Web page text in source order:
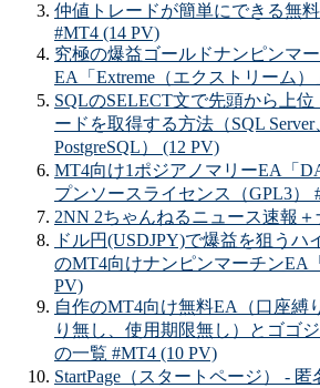
仲値トレードが簡単にできる無
#MT4 (14 PV)
究極の爆益ゴールドナンピンマ
EA「Extreme（エクストリーム
SQLのSELECT文で先頭から上位
ードを取得する方法（SQL Server
PostgreSQL） (12 PV)
MT4向け1ポジアノマリーEA「
プンソースライセンス（GPL3）
2NN 2ちゃんねるニュース速報＋
ドル円(USDJPY)で爆益を狙うハ
のMT4向けナンピンマーチンEA
PV)
自作のMT4向け無料EA（口座縛
り無し、使用期限無し）とゴゴ
の一覧 #MT4 (10 PV)
StartPage（スタートページ） -